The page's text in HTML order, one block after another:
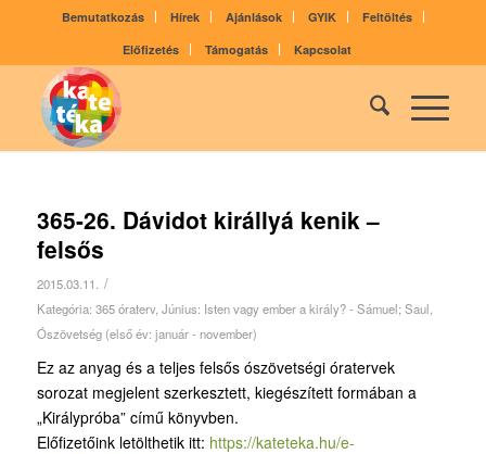
Bemutatkozás Hírek Ajánlások GYIK
Feltöltés
Előfizetés
Támogatás Kapcsolat
365-26. Dávidot királlyá kenik –
felsős
2015.03.11. /
Kategória: 365 óraterv, Június: Isten vagy ember a király? - Sámuel; Saul
Ószövetség (első év: január - november)
Ez az anyag és a teljes felsős ószövetségi óratervek
sorozat megjelent szerkesztett, kiegészített formában a
„Királypróba” című könyvben.
Előfizetőink letölthetik itt: https://kateteka.hu/e-